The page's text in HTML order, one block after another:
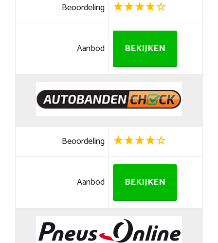
Beoordeling
Aanbod BEKIJKEN
Beoordeling
Aanbod BEKIJKEN